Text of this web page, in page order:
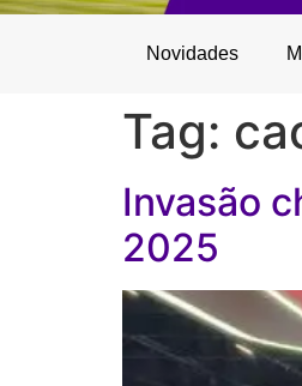
Novidades
Tag:
Invasão
2025